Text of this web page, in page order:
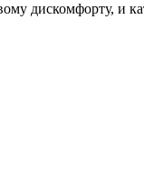
дискомфорту, и